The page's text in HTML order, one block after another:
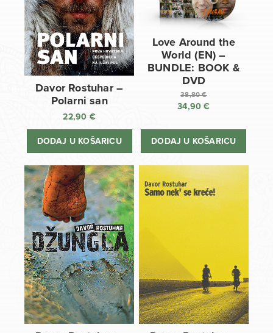
Davor Rostuhar –
Polarni san
22,90 €
DODAJ U KOŠARICU
Love Around the
World (EN) –
BUNDLE: BOOK &
DVD
38,80€
Izvorna
bila
34,90€
cijena
DODAJ U KOŠARICU